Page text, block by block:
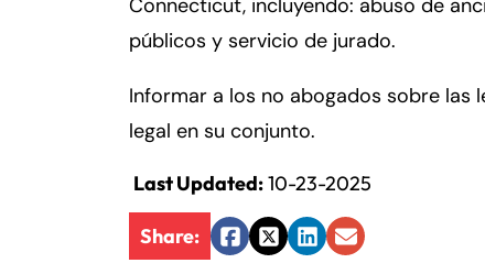
e
C
n
ec
cu
Connecticut, incluyendo: abuso de
públicos y servicio de jurado.
Informar a los no abogados sobre las
legal en su conjunto.
Last Updated:10-23-2025
Share:
Facebook
TwitterLinkedIn
Email